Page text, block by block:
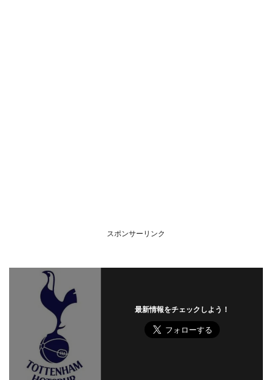
スポンサーリンク
最新情報をチェックしよう！